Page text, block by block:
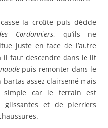
la croûte puis décide
Cordonniers, qu’ils ne
juste en face de l’autre
il faut descendre dans le lit
puis remonter dans le
bartas assez clairsemé mais
simple car le terrain est
et de pierriers